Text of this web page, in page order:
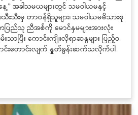
ေ့” အခါသမယများတွင် သမဝါယမနှင့်
သီးမှ တာဝန်ရှိသူများ၊ သမဝါယမမိသားစု
ပြည်သူ ညီအစ်ကို မောင်နှမများအားလုံး
သာပြီး ကောင်းကျိုးလိုရာဆန္ဒများ ပြည့်ဝ
ာင်းတောင်းလျက် နှုတ်ခွန်းဆက်သလိုက်ပါ